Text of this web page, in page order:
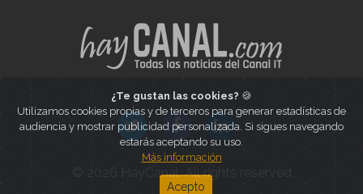
© 2026 HayCanal. All rights reserved
¿Te gustan las cookies? 🍪
Utilizamos cookies propias y de terceros para generar estadísticas de
audiencia y mostrar publicidad personalizada. Si sigues navegando
estarás aceptando su uso.
Más información
Acepto